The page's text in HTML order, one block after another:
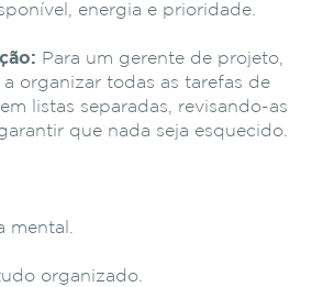
energia e prioridade.
Para um gerente de projeto,
organizar todas as tarefas de
listas separadas, revisando-as
que nada seja esquecido.
mental.
organizado.